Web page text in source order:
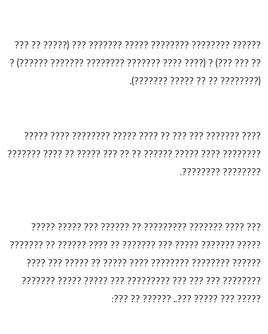
?????? ???????? ???????? ????? ??????? ??? (????? ?? ???
?? ??? ???) ? (???? ???? ??????? ???????? ??????? ??????) ?
(???????? ?? ?? ????? ???????).
???? ??????? ??? ??? ?? ???? ????? ???????? ???? ?????
???????? ???? ????? ?????? ?? ?? ??? ????? ?? ???? ???????
???????? ????????.
??? ???? ??????? ????????? ?? ?????? ??? ????? ?????
????? ??????? ????? ??? ??????? ?? ???? ?????? ?? ???????
?????? ???????? ???????? ???? ????? ?? ????? ??? ????
???????? ??? ??? ??? ????????? ??? ????? ????? ???????
????? ??? ????? ???.. ?????? ?? ???: